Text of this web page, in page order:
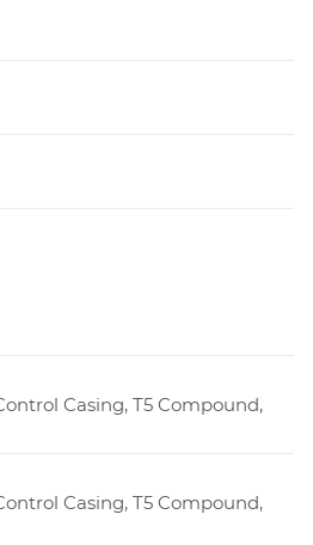
Casing, T5 Compound,
Casing, T5 Compound,